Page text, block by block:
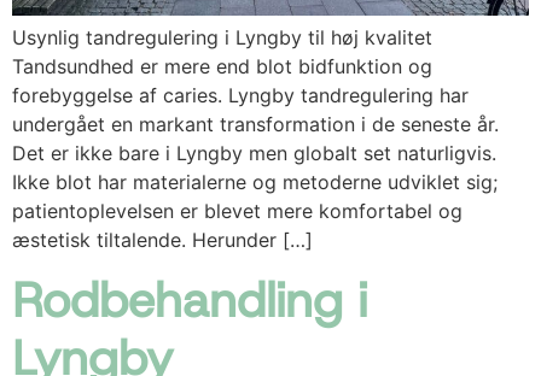
Usynlig tandregulering i Lyngby til høj kvalitet
Tandsundhed er mere end blot bidfunktion og
forebyggelse af caries. Lyngby tandregulering har
undergået en markant transformation i de seneste år.
Det er ikke bare i Lyngby men globalt set naturligvis.
Ikke blot har materialerne og metoderne udviklet sig;
patientoplevelsen er blevet mere komfortabel og
æstetisk tiltalende. Herunder […]
Rodbehandling i
Lyngby